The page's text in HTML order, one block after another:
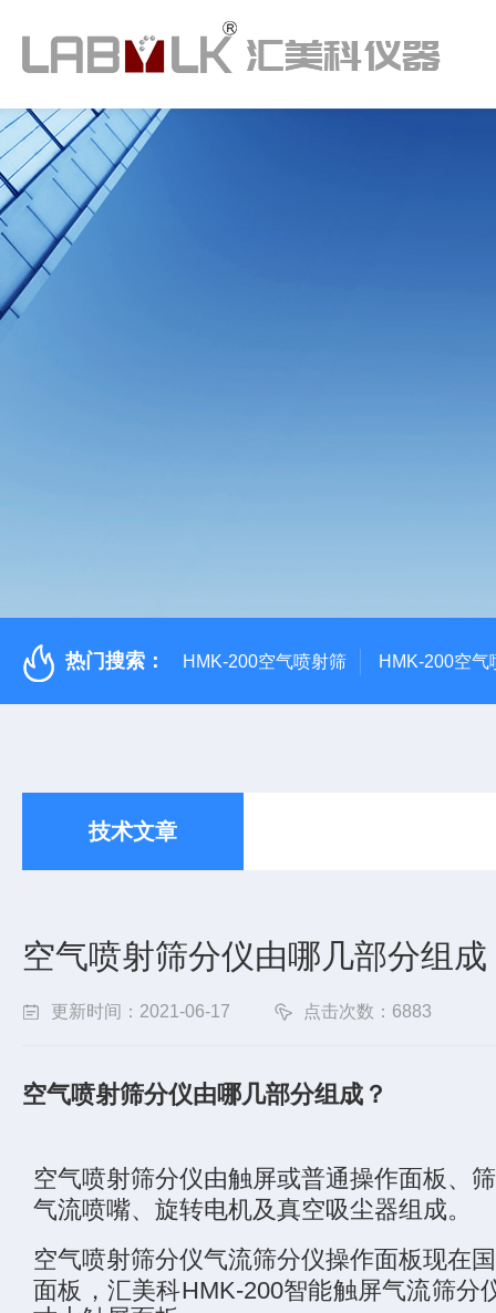
热门搜索： HMK-200空气喷射筛 HMK-200空气
技术文章
空气喷射筛分仪由哪几部分组
更新时间：2021-06-17 点击次数：6883
空气喷射筛分仪由哪几部分组成？
空气喷射筛分仪由触屏或普通操作面板、
气流喷嘴、旋转电机及真空吸尘器组成。
空气喷射筛分仪气流筛分仪操作面板现在
面板，汇美科HMK-200智能触屏气流筛分